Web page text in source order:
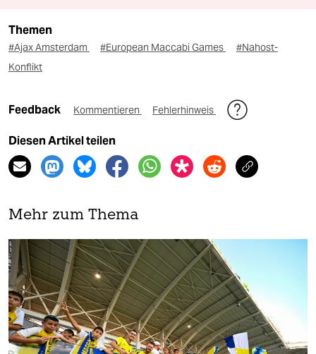
Themen
#Ajax Amsterdam #European Maccabi Games
#Nahost-
Konflikt
Feedback Kommentieren Fehlerhinweis
Diesen Artikel teilen
Mehr zum Thema